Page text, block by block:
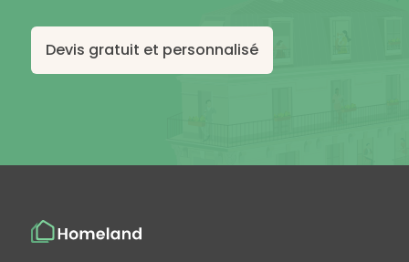
Devis gratuit et personnalisé